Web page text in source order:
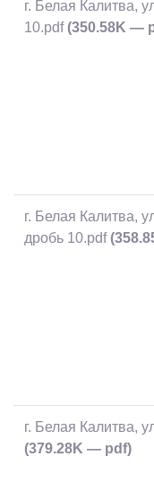
г. Белая Калитва,
10.pdf (350.58K —
г. Белая Калитва,
дробь 10.pdf
г. Белая Калитва,
(379.28K — pdf)